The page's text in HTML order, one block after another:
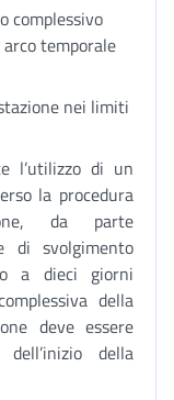
complessivo
temporale
nei limiti
l’utilizzo di un
la procedura
da parte
di svolgimento
a dieci giorni
della
deve essere
della